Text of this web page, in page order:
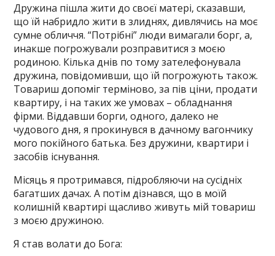
Дружина пішла жити до своєї матері, сказавши,
що їй набридло жити в злиднях, дивлячись на моє
сумне обличчя. “Потрібні” люди вимагали борг, а,
инакше погрожували розправитися з моєю
родиною. Кілька днів по тому зателефонувала
дружина, повідомивши, що їй погрожують також.
Товариш допоміг терміново, за пів ціни, продати
квартиру, і на таких же умовах – обладнання
фірми. Віддавши борги, одного, далеко не
чудового дня, я прокинувся в дачному вагончику
мого покійного батька. Без дружини, квартири і
засобів існування.
Місяць я протримався, підробляючи на сусідніх
багатших дачах. А потім дізнався, що в моїй
колишній квартирі щасливо живуть мій товариш
з моєю дружиною.
Я став волати до Бога: